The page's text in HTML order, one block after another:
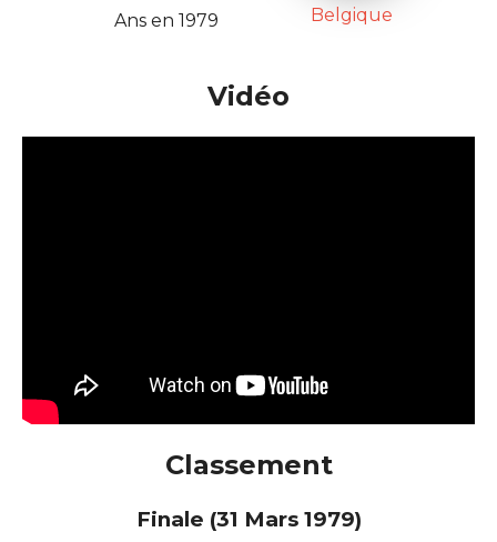
Ans en 1979 Belgique
Vidéo
Classement
Finale (31 Mars 1979)